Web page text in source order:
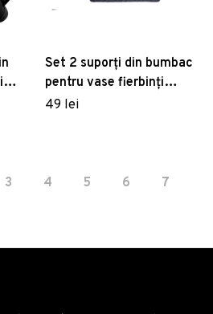
Set 2 suporți din bumbac
pentru vase fierbinți
Tiseco Home Studio, 20 x
49 lei
3 4 5 6 7